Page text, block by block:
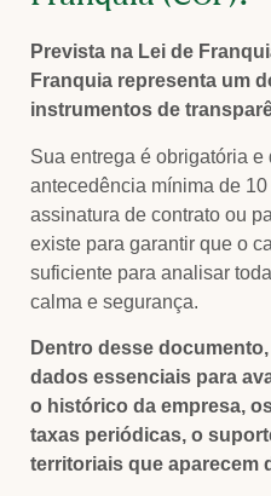
Prevista na Lei de
Franquia representa um
instrumentos de
Sua entrega é obrigatória e
antecedência mínima de
assinatura de contrato ou
existe para garantir que o
suficiente para analisar
calma e segurança.
Dentro desse
dados essenciais para
o histórico da empresa,
taxas periódicas, o
territoriais que aparecem